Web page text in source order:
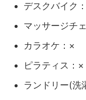
デスクバイク
マッサージチ
カラオケ：×
ピラティス：×
ランドリー(洗